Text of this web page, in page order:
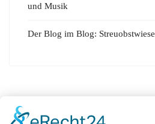
und Musik
Der Blog im Blog: Streuobstwiese